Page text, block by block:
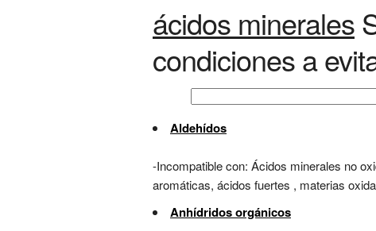
ácidos minerales
condiciones a
Aldehídos
-Incompatible con: Ácidos minerales no
aromáticas, ácidos fuertes , materias
Anhídridos orgánicos